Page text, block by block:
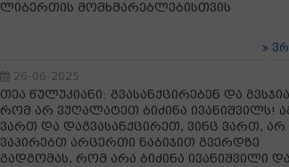
ლიბერთის მომხმარებლებისთვის
26-06-2025
თეა წულუკიანი: გვასანქცირებენ და
რომ არ ვუღალატეთ ბიძინა ივანიშვილს!
ვართ და დაგვასანქცირეთ, ვინც ვართ, არ
ვაპირებთ არცერთი ნაბიჯით გვერდზე
გადგომას, რომ არა ბიძინა ივანიშვილი და